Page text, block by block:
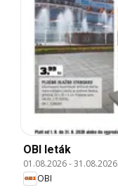
OBI leták
01.08.2026-31.08.2026
OBI